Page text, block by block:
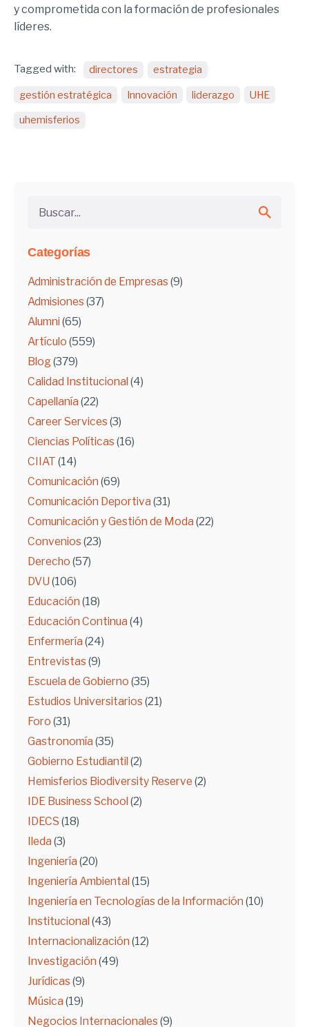
Categorías
Administración de Empresas (9)
Admisiones (37)
Alumni (65)
Artículo (559)
Blog(379)
Calidad Institucional (4)
Capellanía (22)
Career Services (3)
Ciencias Políticas (16)
CIIAT (14)
Comunicación (69)
Comunicación Deportiva (31)
Comunicación y Gestión de Moda (22)
Convenios (23)
Derecho (57)
DVU (106)
Educación (18)
Educación Continua (4)
Enfermería (24)
Entrevistas (9)
Escuela de Gobierno (35)
Estudios Universitarios (21)
Foro (31)
Gastronomía (35)
Gobierno Estudiantil (2)
Hemisferios Biodiversity Reserve (2)
IDE Business School (2)
IDECS (18)
Ileda (3)
Ingeniería (20)
Ingeniería Ambiental (15)
Ingeniería en Tecnologías de la Información (10)
Institucional (43)
Internacionalización (12)
Investigación (49)
Jurídicas (9)
Música (19)
Negocios Internacionales (9)
y comprometida con la formación de profesionales
líderes.
Tagged with: directores estrategia
gestión estratégica Innovación liderazgo UHE
uhemisferios